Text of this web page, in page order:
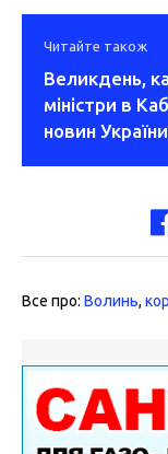
Читайте також
Великдень,
міністри в
новин
Все про: Волинь,